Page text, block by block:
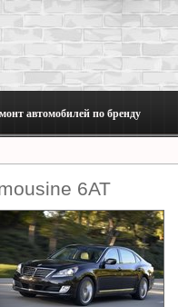
автомобилей по бренду
6AT